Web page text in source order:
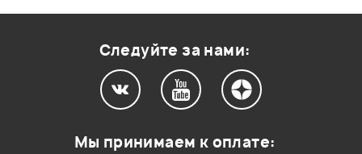
Следуйте за нами:
Мы принимаем к оплате: